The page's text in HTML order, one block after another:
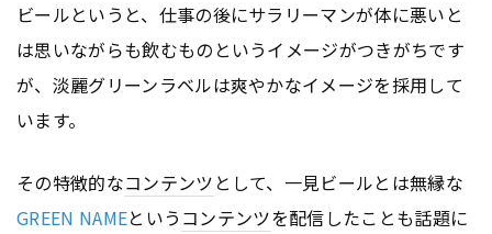
ビールというと、仕事の後にサラリーマンが体に悪いと
は思いながらも飲むものというイメージがつきがちです
が、淡麗グリーンラベルは爽やかなイメージを採用して
います。
その特徴的なコンテンツ として、一見ビールとは無縁な
GREEN NAMEという コンテンツを配信したことも話題に